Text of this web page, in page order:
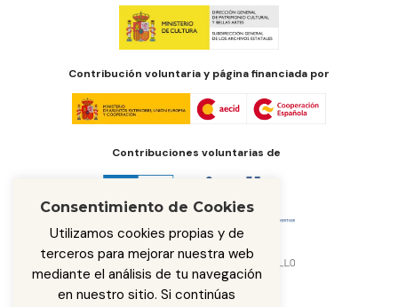
Contribución voluntaria y página financiada por
Contribuciones voluntarias de
Consentimiento de Cookies
Utilizamos cookies propias y de
terceros para mejorar nuestra web
mediante el análisis de tu navegación
en nuestro sitio. Si continúas